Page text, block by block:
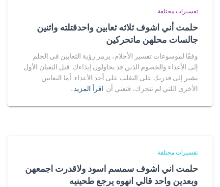
تفسيرات مختلفة
حلمت أني اشوف ثلاثه ثعابين واحدقتلته واثنين
جالسات محلهن ماتحركين
وفقًا لموسوعات تفسير الأحلام، يرمز رؤية الثعابين في الحلم
إلى الأعداء والخصوم الذين قد يحاولون إيذاءك. قتل الثعبان الأول
يشير إلى قدرتك على التغلب على أحد الأعداء. أما الثعابين
الأخرى اللتي لم تتحرك، فتعني أن اقرأ المزيد…
تفسيرات مختلفة
حلمت اني اشوف سمسم اسود ولاقدرت اجمعهن
وبعدين واحد قالي انهوه يرجع طحينيه